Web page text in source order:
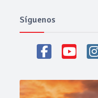
Síguenos